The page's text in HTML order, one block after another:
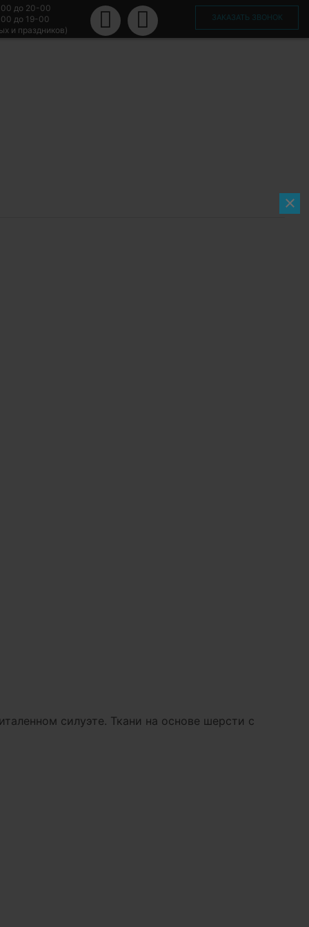
×
до 20-00
до 19-00
и праздников)
ЗАКАЗАТЬ ЗВОНОК
силуэте. Ткани на основе шерсти с